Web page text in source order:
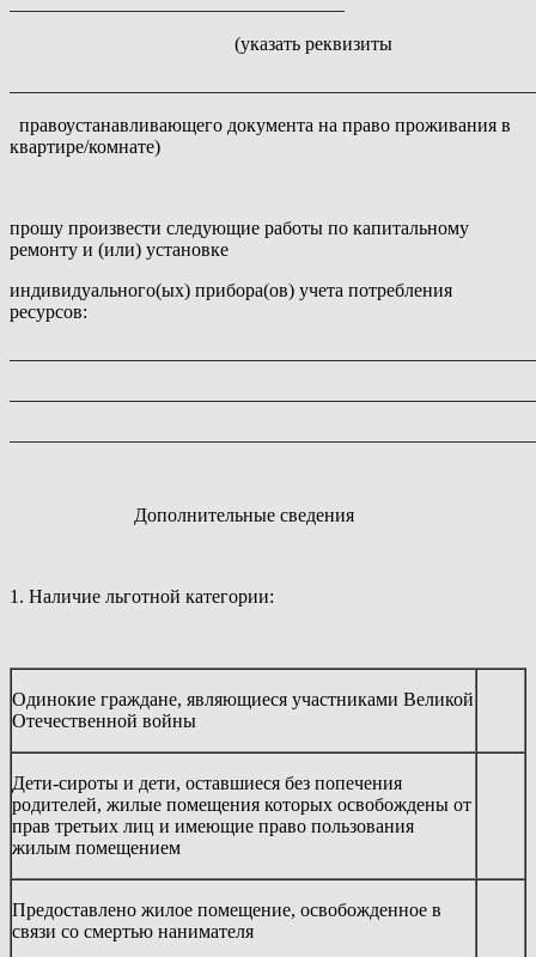
(указать реквизиты
правоустанавливающего документа на право проживания в
квартире/комнате)
прошу произвести следующие работы по капитальному
ремонту и (или) установке
индивидуального(ых) прибора(ов) учета потребления
ресурсов:
Дополнительные сведения
1. Наличие льготной категории:
Одинокие граждане, являющиеся участниками Великой
Отечественной войны
Дети-сироты и дети, оставшиеся без попечения
родителей, жилые помещения которых освобождены от
прав третьих лиц и имеющие право пользования
жилым помещением
Предоставлено жилое помещение, освобожденное в
связи со смертью нанимателя